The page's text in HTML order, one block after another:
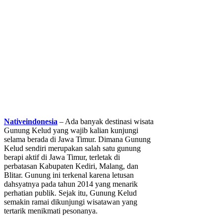
Nativeindonesia – Ada banyak destinasi wisata
Gunung Kelud yang wajib kalian kunjungi
selama berada di Jawa Timur. Dimana Gunung
Kelud sendiri merupakan salah satu gunung
berapi aktif di Jawa Timur, terletak di
perbatasan Kabupaten Kediri, Malang, dan
Blitar. Gunung ini terkenal karena letusan
dahsyatnya pada tahun 2014 yang menarik
perhatian publik. Sejak itu, Gunung Kelud
semakin ramai dikunjungi wisatawan yang
tertarik menikmati pesonanya.